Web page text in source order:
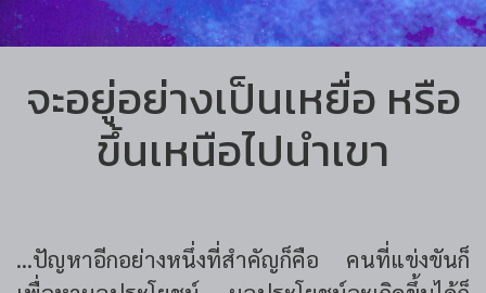
จะอยู่อย่างเป็นเหยื่อ หรือ
ขึ้นเหนือไปนำเขา
...ปัญหาอีกอย่างหนึ่งที่สำคัญก็คือ คนที่แข่งขันก็